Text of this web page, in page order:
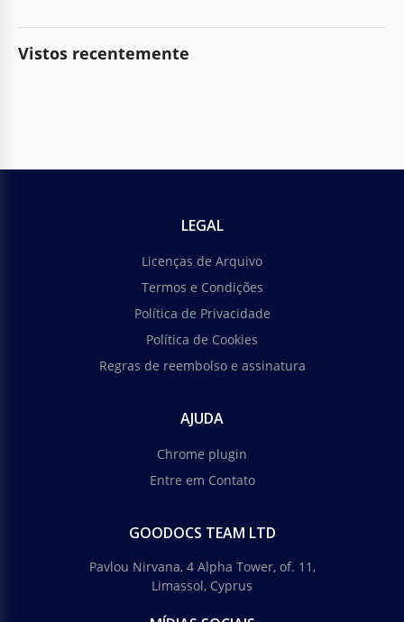
Vistos recentemente
LEGAL
Licenças de Arquivo
Termos e Condições
Política de Privacidade
Política de Cookies
Regras de reembolso e assinatura
AJUDA
Chrome plugin
Entre em Contato
GOODOCS TEAM LTD
Pavlou Nirvana, 4 Alpha Tower, of. 11,
Limassol, Cyprus